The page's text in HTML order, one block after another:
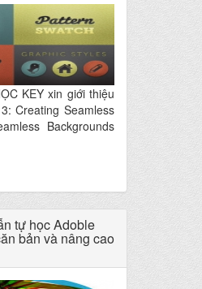
KEY xin giới thiệu
Creating Seamless
Backgrounds
tự học Adoble
bản và nâng cao